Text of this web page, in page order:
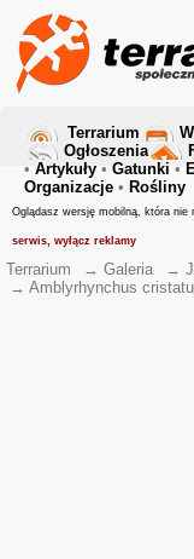
Terrarium
Ogłoszenia
• Artykuły • Gatunki •
Organizacje • Rośliny
Oglądasz wersję mobilną, która nie
serwis, wyłącz reklamy
Terrarium → Galeria →
→ Amblyrhynchus